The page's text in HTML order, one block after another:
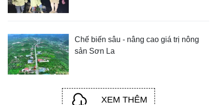
Chế biến sâu - nâng cao giá trị nông
sản Sơn La
XEM THÊM